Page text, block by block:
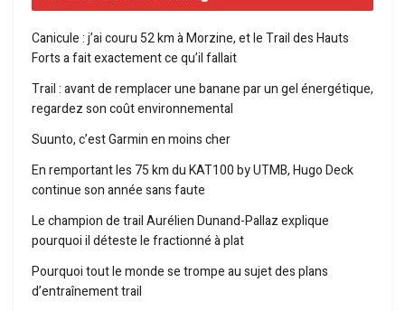
Canicule : j’ai couru 52 km à Morzine, et le Trail des Hauts
Forts a fait exactement ce qu’il fallait
Trail : avant de remplacer une banane par un gel énergétique,
regardez son coût environnemental
Suunto, c’est Garmin en moins cher
En remportant les 75 km du KAT100 by UTMB, Hugo Deck
continue son année sans faute
Le champion de trail Aurélien Dunand-Pallaz explique
pourquoi il déteste le fractionné à plat
Pourquoi tout le monde se trompe au sujet des plans
d’entraînement trail